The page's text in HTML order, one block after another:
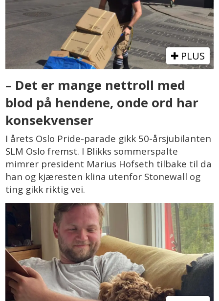
PLUS
– Det er mange nettroll med
blod på hendene, onde ord har
konsekvenser
I årets Oslo Pride-parade gikk 50-årsjubilanten
SLM Oslo fremst. I Blikks sommerspalte
mimrer president Marius Hofseth tilbake til da
han og kjæresten klina utenfor Stonewall og
ting gikk riktig vei.